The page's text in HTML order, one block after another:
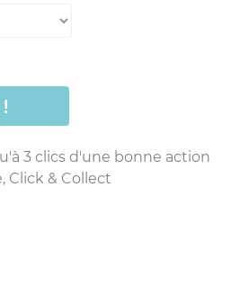
3 clics d'une bonne action
Click & Collect